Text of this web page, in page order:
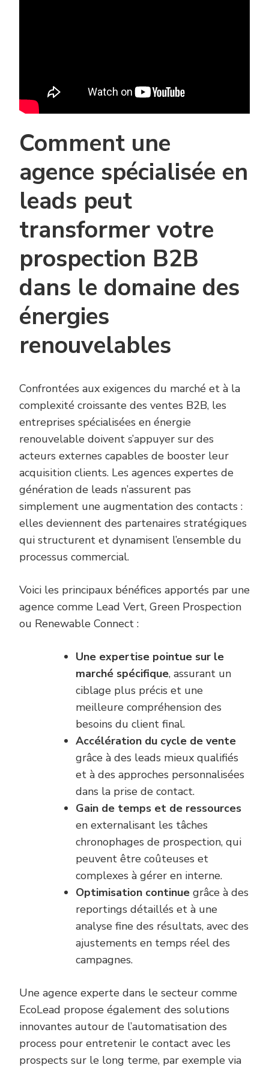
Comment une
agence spécialisée en
leads peut
transformer votre
prospection B2B
dans le domaine des
énergies
renouvelables
Confrontées aux exigences du marché et à la
complexité croissante des ventes B2B, les
entreprises spécialisées en énergie
renouvelable doivent s’appuyer sur des
acteurs externes capables de booster leur
acquisition clients. Les agences expertes de
génération de leads n’assurent pas
simplement une augmentation des contacts :
elles deviennent des partenaires stratégiques
qui structurent et dynamisent l’ensemble du
processus commercial.
Voici les principaux bénéfices apportés par une
agence comme Lead Vert, Green Prospection
ou Renewable Connect :
Une expertise pointue sur le
marché spécifique, assurant un
ciblage plus précis et une
meilleure compréhension des
besoins du client final.
Accélération du cycle de vente
grâce à des leads mieux qualifiés
et à des approches personnalisées
dans la prise de contact.
Gain de temps et de ressources
en externalisant les tâches
chronophages de prospection, qui
peuvent être coûteuses et
complexes à gérer en interne.
Optimisation continue grâce à des
reportings détaillés et à une
analyse fine des résultats, avec des
ajustements en temps réel des
campagnes.
Une agence experte dans le secteur comme
EcoLead propose également des solutions
innovantes autour de l’automatisation des
process pour entretenir le contact avec les
prospects sur le long terme, par exemple via